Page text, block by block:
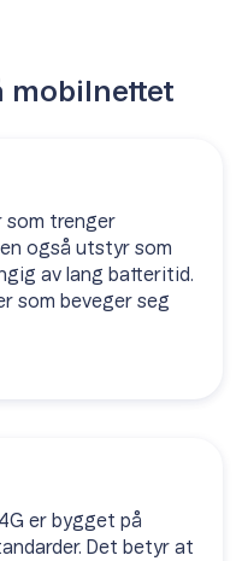
mobilnettet
som trenger
også utstyr som
av lang batteritid.
som beveger seg
er bygget på
Det betyr at